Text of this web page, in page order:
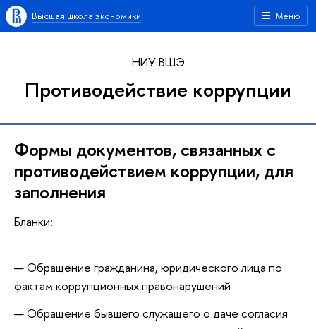
Меню
Высшая школа экономики
НИУ ВШЭ
Противодействие коррупции
Формы документов, связанных с
противодействием коррупции, для
заполнения
Бланки:
Обращение гражданина, юридического лица по
фактам коррупционных правонарушений
Обращение бывшего служащего о даче согласия